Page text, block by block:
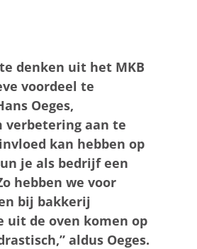
denken uit het MKB
voordeel te
Oeges,
verbetering aan te
kan hebben op
je als bedrijf een
hebben we voor
bij bakkerij
uit de oven komen op
aldus Oeges.